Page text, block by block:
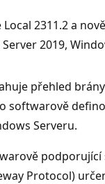
2311.2 a
2019,
přehled
softwarově
Serveru.
Protocol)